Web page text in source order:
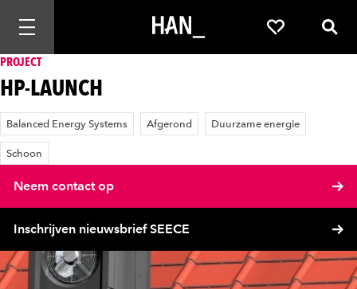
Mobiele navigatie openen Favorieten
PROJECT
HP-LAUNCH
Balanced Energy Systems Afgerond Duurzame energie
Schoon
Neem contact op
Inschrijven nieuwsbrief SEECE